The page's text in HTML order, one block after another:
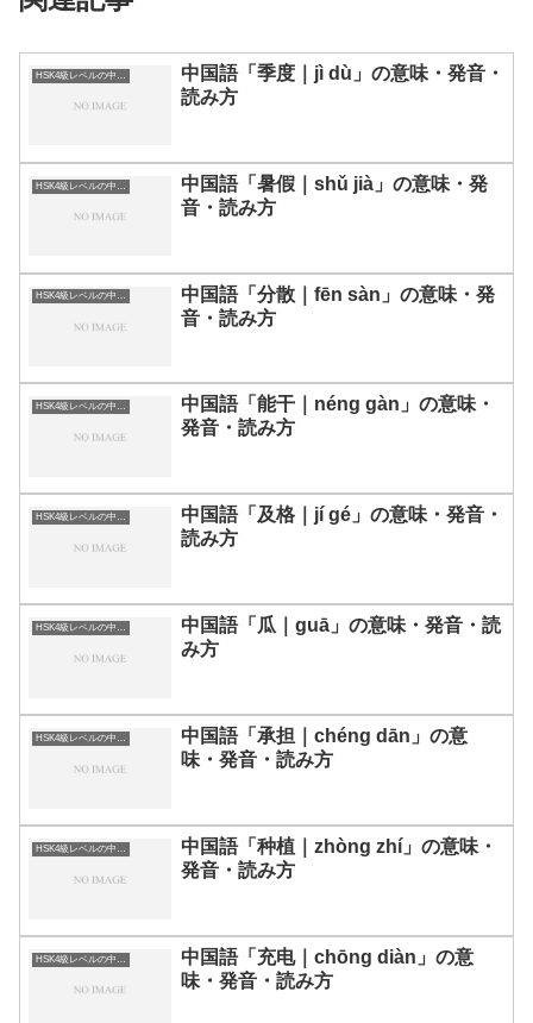
中国語「季度｜jì dù」の意味・発音・
読み方
中国語「暑假｜shǔ jià」の意味・発
音・読み方
HSK4級レベルの中国語
中国語「分散｜fēn sàn」の意味・発
音・読み方
HSK4級レベルの中国語
中国語「能干｜néng gàn」の意味・
発音・読み方
HSK4級レベルの中国語
中国語「及格｜jí gé」の意味・発音・
読み方
HSK4級レベルの中国語
中国語「瓜｜guā」の意味・発音・読
み方
HSK4級レベルの中国語
中国語「承担｜chéng dān」の意
味・発音・読み方
HSK4級レベルの中国語
中国語「种植｜zhòng zhí」の意味・
発音・読み方
中国語「充电｜chōng diàn」の意
味・発音・読み方